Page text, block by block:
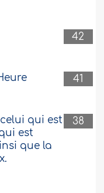
42
41
38
qui est
est
que la